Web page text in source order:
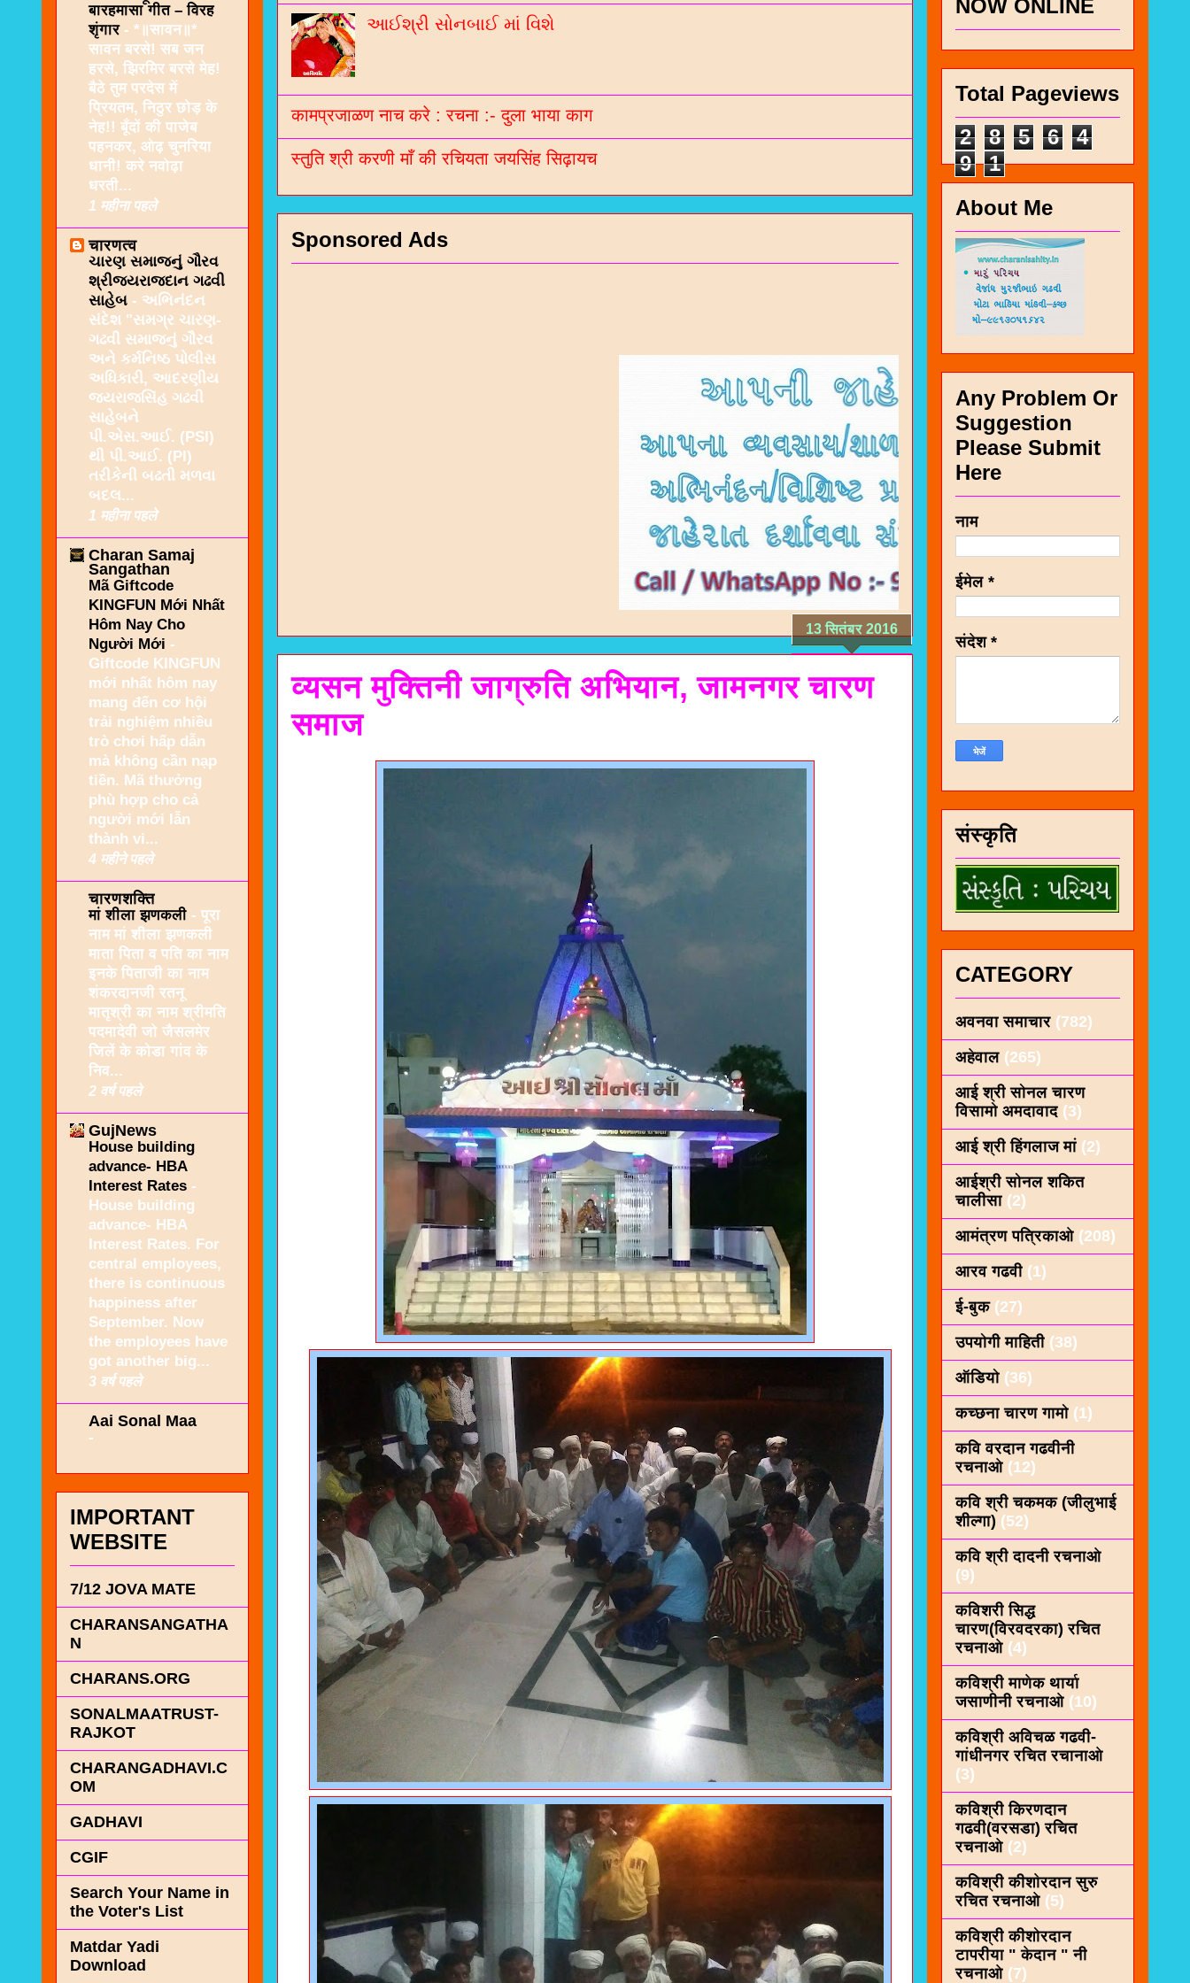
આઈશ્રી સોનબાઈ માં વિશે
कामप्रजाळण नाच करे : रचना :- दुला भाया काग
स्तुति श्री करणी माँ की रचियता जयसिंह सिढ़ायच
Sponsored Ads
13 सितंबर 2016
व्यसन मुक्तिनी जाग्रुति अभियान, जामनगर चारण
समाज
बारहमासा गीत – विरह
शृंगार - *॥सावन॥*
सावन बरसे! सब जन
हरसे, झिरमिर बरसे मेह!
बैठे तुम परदेस में
प्रियतम, निठुर छोड़ के
नेह!! बूँदों की पाजेब
पहनकर, ओढ़ चुनरिया
धानी! करे नवोढ़ा
धरती...
1 महीना पहले
चारणत्व
ચારણ સમાજનું ગૌરવ
શ્રીજયરાજદાન ગઢવી
સાહેબ - અભિનંદન
સંદેશ "સમગ્ર ચારણ-
ગઢવી સમાજનું ગૌરવ
અને કર્મનિષ્ઠ પોલીસ
અધિકારી, આદરણીય
જયરાજસિંહ ગઢવી
સાહેબને
પી.એસ.આઈ. (PSI)
થી પી.આઈ. (PI)
તરીકેની બઢતી મળવા
બદલ...
1 महीना पहले
Charan Samaj
Sangathan
Mã Giftcode
KINGFUN Mới Nhất
Hôm Nay Cho
Người Mới -
Giftcode KINGFUN
mới nhất hôm nay
mang đến cơ hội
trải nghiệm nhiều
trò chơi hấp dẫn
mà không cần nạp
tiền. Mã thưởng
phù hợp cho cả
người mới lẫn
thành vi...
4 महीने पहले
चारणशक्ति
मां शीला झणकली - पूरा
नाम मां शीला झणकली
माता पिता व पति का नाम
इनके पिताजी का नाम
शंकरदानजी रतनू
मातृश्री का नाम श्रीमति
पदमादेवी जो जैसलमेर
जिलें के कोडा गांव के
निव...
2 वर्ष पहले
GujNews
House building
advance- HBA
Interest Rates -
House building
advance- HBA
Interest Rates. For
central employees,
there is continuous
happiness after
September. Now
the employees have
got another big...
3 वर्ष पहले
Aai Sonal Maa
-
IMPORTANT
WEBSITE
7/12 JOVA MATE
CHARANSANGATHA
N
CHARANS.ORG
SONALMAATRUST-
RAJKOT
CHARANGADHAVI.C
OM
GADHAVI
CGIF
Search Your Name in
the Voter's List
Matdar Yadi
Download
NOW ONLINE
Total Pageviews
2
8 5 6
4
9
1
About Me
Any Problem Or
Suggestion
Please Submit
Here
नाम
ईमेल *
संदेश *
संस्कृति
CATEGORY
अवनवा समाचार (782)
अहेवाल (265)
आई श्री सोनल चारण
विसामो अमदावाद (3)
आई श्री हिंगलाज मां (2)
आईश्री सोनल शकित
चालीसा (2)
आमंत्रण पत्रिकाओ (208)
आरव गढवी (1)
ई-बुक (27)
उपयोगी माहिती (38)
ऑडियो (36)
कच्छना चारण गामो (1)
कवि वरदान गढवीनी
रचनाओ (12)
कवि श्री चकमक (जीलुभाई
शील्गा) (52)
कवि श्री दादनी रचनाओ
(9)
कविशरी सिद्ध
चारण(विरवदरका) रचित
रचनाओ (4)
कविश्री माणेक थार्या
जसाणीनी रचनाओ (10)
कविश्री अविचळ गढवी-
गांधीनगर रचित रचानाओ
(3)
कविश्री किरणदान
गढवी(वरसडा) रचित
रचनाओ (2)
कविश्री कीशाेरदान सुरु
रचित रचनाओ (5)
कविश्री कीशोरदान
टापरीया " केदान " नी
रचनाओ (7)